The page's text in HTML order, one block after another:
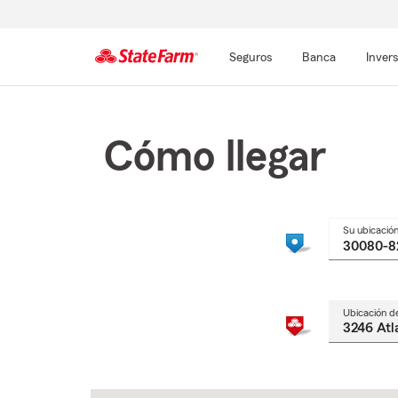
Seguros Banca
Cómo llegar
Su ubicación
Ubicación